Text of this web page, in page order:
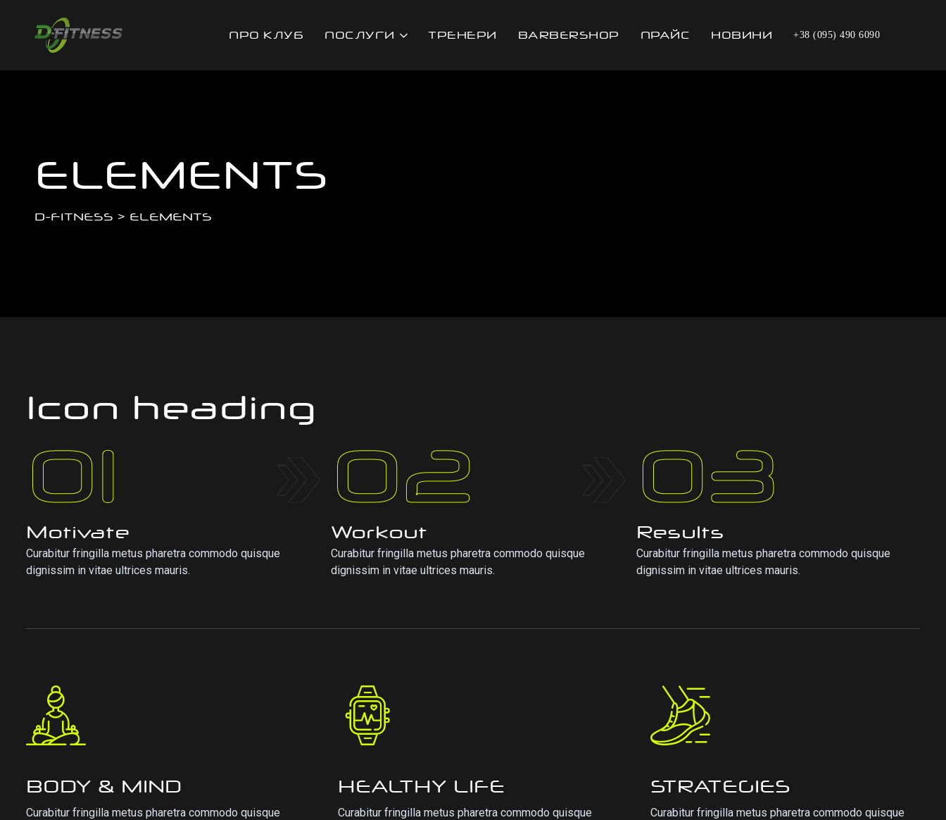
ПРО КЛУБ ПОСЛУГИ ТРЕНЕРИ BARBERSHOР ПРАЙС НОВИНИ +38 (095) 490 6090
ELEMENTS
D-FITNESS > ELEMENTS
Icon heading
01
Motivate
Curabitur fringilla metus pharetra commodo quisque
dignissim in vitae ultrices mauris.
02
Workout
Curabitur fringilla metus pharetra commodo quisque
dignissim in vitae ultrices mauris.
03
Results
Curabitur fringilla metus pharetra commodo quisque
dignissim in vitae ultrices mauris.
BODY & MIND
Curabitur fringilla metus pharetra commodo quisque
HEALTHY LIFE
Curabitur fringilla metus pharetra commodo quisque
STRATEGIES
Curabitur fringilla metus pharetra commodo quisque